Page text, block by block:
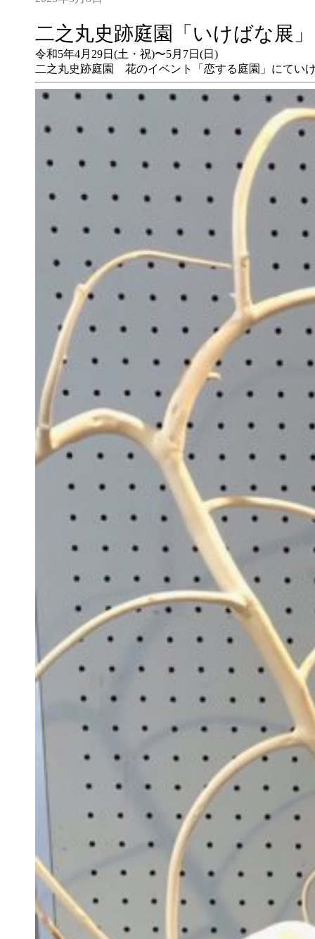
二之丸史跡庭園「いけばな展」
令和5年4月29日(土・祝)〜5月7日(日)
二之丸史跡庭園 花のイベント「恋する庭園」にてい